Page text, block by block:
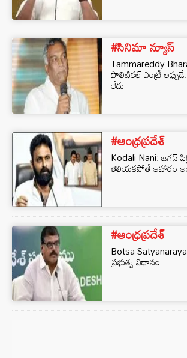
#సినిమా న్యూస్
Tammareddy
పొలిటికల్ ఎంట్రీ
లేదు
#ఆంధ్రప్రదేశ్
Kodali Nani: జగన్‌
తెలియకపోతే ఆహారం
#ఆంధ్రప్రదేశ్
Botsa
ప్రభుత్వ విధానం